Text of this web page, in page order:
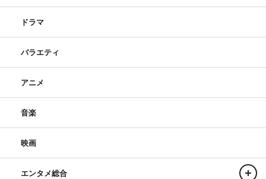
一方、上田は「一度出たら『SHOCK』が心に根付いてい
ト全員で、最後“シメ”に行きたいと思います（笑）」と意
気込むと「書き方ですね（笑）、どの字にするか」とフォ
ローしていた。
将来的に『SHOCK』の主演を後輩に譲ることを考えてい
ドラマ
バラエティ
アニメ
音楽
映画
エンタメ総合